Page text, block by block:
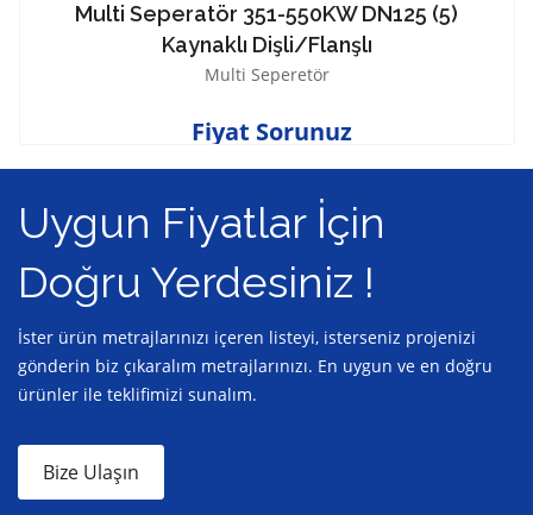
DN25 Paket Denge Kabı
Paket Denge Kabı
Fiyat Sorunuz
Uygun Fiyatlar İçin
Doğru Yerdesiniz !
İster ürün metrajlarınızı içeren listeyi, isterseniz projenizi
gönderin biz çıkaralım metrajlarınızı. En uygun ve en doğru
ürünler ile teklifimizi sunalım.
Bize Ulaşın